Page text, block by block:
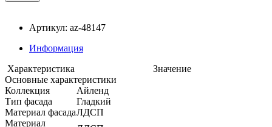
Артикул: az-48147
Информация
Характеристика
Значение
Основные характеристики
Коллекция
Айленд
Тип фасада
Гладкий
Материал фасадаЛДСП
Материал